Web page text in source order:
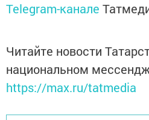
Telegram-канале
Читайте новости
национальном
https://max.ru/tatmedia